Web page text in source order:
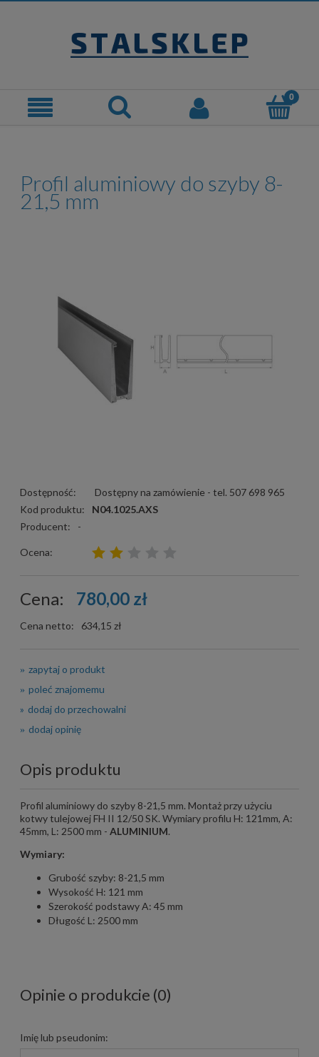
Profil aluminiowy do szyby 8-
21,5 mm
Dostępność:
Dostępny na zamówienie - tel. 507 698 965
Kod produktu:
N04.1025.AXS
Producent:
-
Ocena:
Cena: 780,00 zł
Cena netto: 634,15 zł
zapytaj o produkt
poleć znajomemu
dodaj do przechowalni
dodaj opinię
Opis produktu
Profil aluminiowy do szyby 8-21,5 mm. Montaż przy użyciu
kotwy tulejowej FH II 12/50 SK. Wymiary profilu H: 121mm, A:
45mm, L: 2500 mm - ALUMINIUM.
Wymiary:
Grubość szyby: 8-21,5 mm
Wysokość H: 121 mm
Szerokość podstawy A: 45 mm
Długość L: 2500 mm
Opinie o produkcie (0)
Imię lub pseudonim: